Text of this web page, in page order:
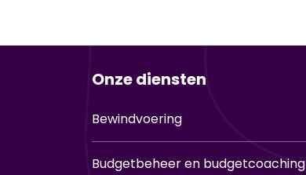
Onze diensten
Bewindvoering
Budgetbeheer en budgetcoaching